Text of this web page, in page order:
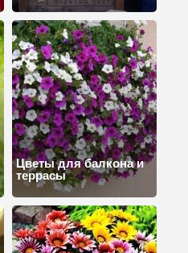
Цветы для балкона и
террасы